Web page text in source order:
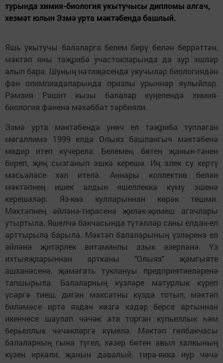
турында химия-биология укытучысы дипломы алгач,
хезмәт юлын Эзмә урта мәктәбендә башлый.
Яшь укытучы балаларга белем бирү белән беррәттән,
мәктәп яны тәҗрибә участокларында да зур эшләр
алып бара. Шуның нәтиҗәсендә укучылар биологиядән
фән олимпиадаларында призлы урыннар яулыйлар.
Рәмзия Рәшит кызы балалар күңелендә химия-
биология фәненә мәхәббәт тәрбияли.
Эзмә урта мәктәбендә унөч ел тәҗрибә туплаган
мөгаллимә 1999 елда Олыяз башлангыч мәктәбенә
мөдир итеп күчерелә. Белемен, бөтен җанын-тәнен
биреп, җиң сызганып эшкә керешә. Иң элек су кертү
мәсьәләсе хәл ителә. Аннары коллектив белән
мәктәпнең ишек алдын яшеллеккә күмү эшенә
керешәләр. Яз-көз кулларыннан көрәк төшми.
Мәктәпнең әйләнә-тирәсенә җиләк-җимеш агачлары
утыртыла. Яшелчә бакчасында түтәлләр саны елдан-ел
арттырыла барыла. Мәктәп балаларының үзләренә ел
әйләнә җитәрлек витаминлы азык әзерләнә. Үз
ихтыяҗларыннан артканы "Олыяз" җәмгыяте
ашханәсенә, җәмәгать тук­лануы предприятиеләренә
тапшырыла. Балаларның күзләре матурлык күреп
үсәргә тиеш, дигән максатны күздә тотып, мәктәп
биләмәсе иртә яздан көзгә кадәр берсе артыннан
икенчесе шаулап чәчәк ата торган күпьеллык һәм
берьеллык чәчәкләргә күмелә. Мәктәп гөлбакчасы
балаларның гына түгел, хәзер бөтен авыл халкының
күзен иркәли, җанын дәвалый, тирә-якка нур чәчә